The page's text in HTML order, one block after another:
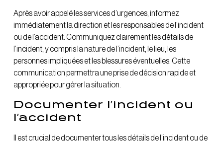
Après avoir appelé les services d’urgences, informez
immédiatement la direction et les responsables de l’incident
ou de l’accident. Communiquez clairement les détails de
l’incident, y compris la nature de l’incident, le lieu, les
personnes impliquées et les blessures éventuelles. Cette
communication permettra une prise de décision rapide et
appropriée pour gérer la situation.
Documenter l’incident ou
l’accident
Il est crucial de documenter tous les détails de l’incident ou de